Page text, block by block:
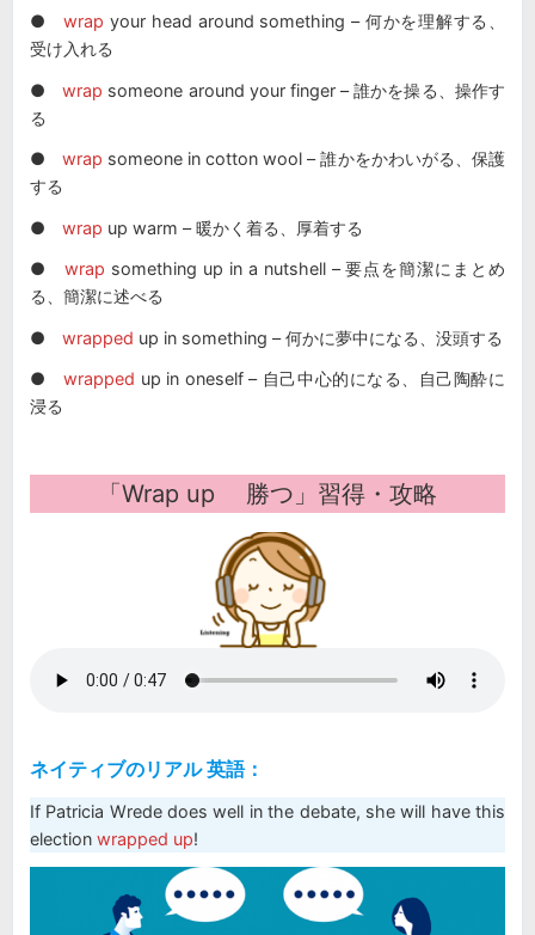
●wrapyour head around something – 何かを理解する、
受け入れる
●wrap someone around your finger – 誰かを操る、操作す
る
●wrap someone in cotton wool – 誰かをかわいがる、保護
する
● wrap up warm – 暖かく着る、厚着する
● wrap something up in a nutshell – 要点を簡潔にまとめ
る、簡潔に述べる
● wrapped up in something – 何かに夢中になる、没頭する
●wrapped up in oneself – 自己中心的になる、自己陶酔に
浸る
「Wrap up 勝つ」習得・攻略
ネイティブのリアル 英語：
If Patricia Wrede does well in the debate, she will have this
election wrapped up!